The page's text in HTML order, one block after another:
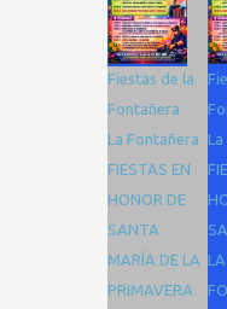
Fiestas de la
Fontañera
La Fontañera
FIESTAS EN
HONOR DE
SANTA
MARÍA DE LA
PRIMAVERA